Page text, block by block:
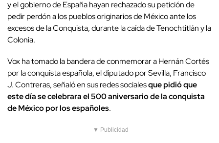
y el gobierno de España hayan rechazado su petición de
pedir perdón a los pueblos originarios de México ante los
excesos de la Conquista, durante la caída de Tenochtitlán y la
Colonia.
Vox ha tomado la bandera de conmemorar a Hernán Cortés
por la conquista española, el diputado por Sevilla, Francisco
J. Contreras, señaló en sus redes socialesque pidió que
este día se celebrara el 500 aniversario de la conquista
de México por los españoles.
▼ Publicidad